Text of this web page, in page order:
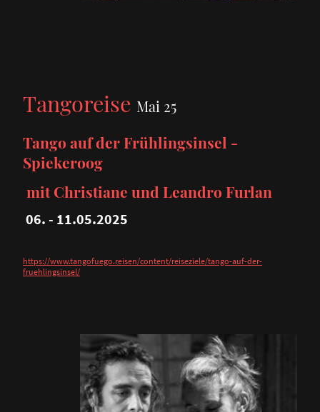
Tangoreise Mai 25
Tango auf der Frühlingsinsel -
Spiekeroog
mit Christiane und Leandro Furlan
06. - 11.05.2025
https://www.tangofuego.reisen/content/reiseziele/tango-auf-der-
fruehlingsinsel/